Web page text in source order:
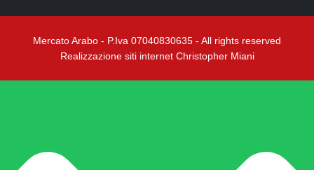
Mercato Arabo - P.Iva 07040830635 - All rights reserved
Realizzazione siti internet Christopher Miani